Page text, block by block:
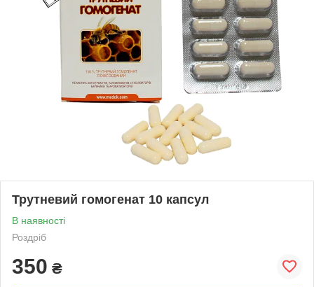
Трутневий гомогенат 10 капсул
В наявності
Роздріб
350 ₴